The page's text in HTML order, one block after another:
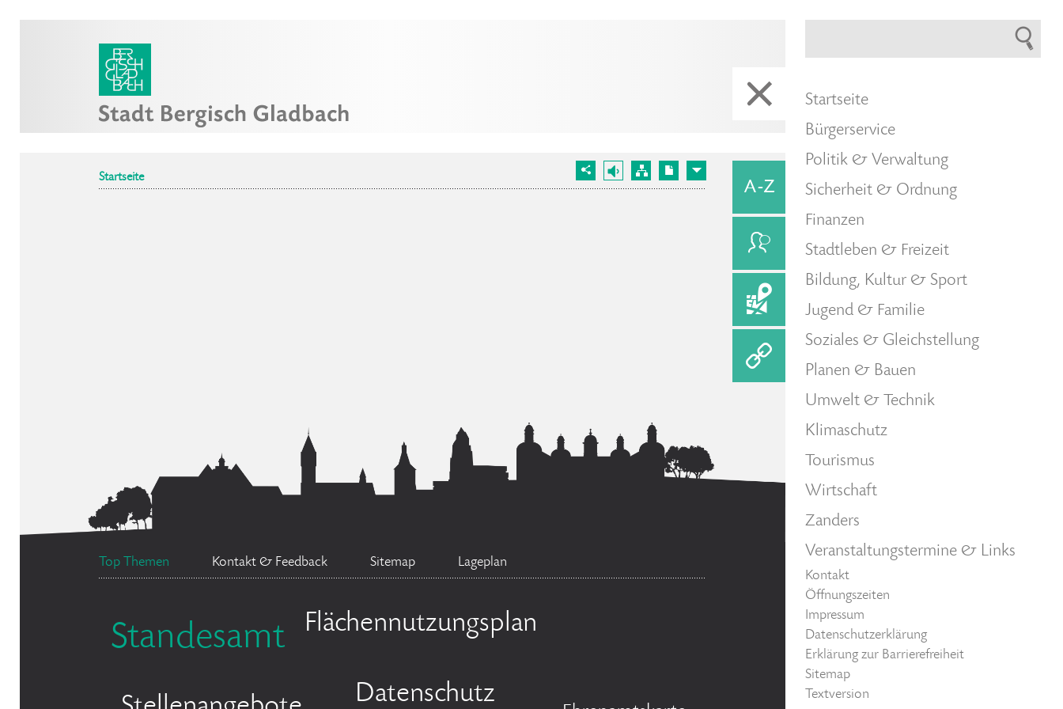
Startseite
Top Themen Kontakt & Feedback Sitemap Lageplan
Standesamt Flächennutzungsplan
Datenschutz
Startseite
Bürgerservice
Politik & Verwaltung
Sicherheit & Ordnung
Finanzen
Stadtleben & Freizeit
Bildung, Kultur & Sport
Jugend & Familie
Soziales & Gleichstellung
Planen & Bauen
Umwelt & Technik
Klimaschutz
Tourismus
Wirtschaft
Zanders
Veranstaltungstermine & Links
Kontakt
Öffnungszeiten
Impressum
Datenschutzerklärung
Erklärung zur Barrierefreiheit
Sitemap
Textversion